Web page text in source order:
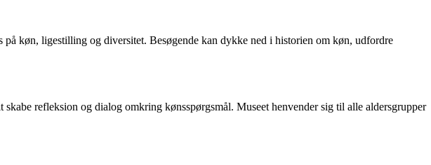
køn, ligestilling og diversitet. Besøgende kan dykke ned i historien om køn, udfordre
refleksion og dialog omkring kønsspørgsmål. Museet henvender sig til alle aldersgrupper